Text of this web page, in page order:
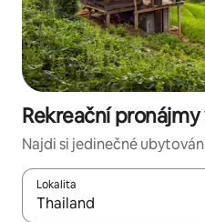
Rekreační
Najdi si jedinečné
Lokalita
Až budou výsledky k